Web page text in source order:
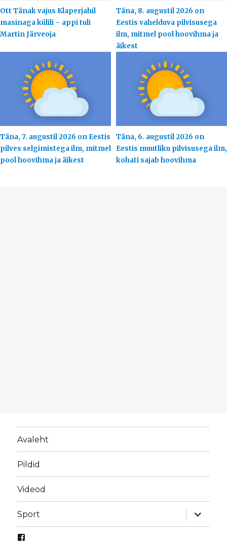
Ott Tänak vajus Klaperjahil
masinaga külili – appi tuli
Martin Järveoja
Täna, 8. augustil 2026 on
Eestis vahelduva pilvisusega
ilm, mitmel pool hoovihma ja
äikest
Täna, 7. augustil 2026 on Eestis
pilves selgimistega ilm, mitmel
pool hoovihma ja äikest
Täna, 6. augustil 2026 on
Eestis muutliku pilvisusega ilm,
kohati sajab hoovihma
Avaleht
Pildid
Videod
Sport
laienda